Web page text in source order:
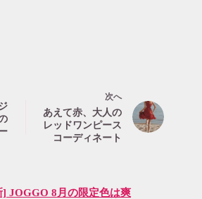
次へ
あえて赤、大人の
レッドワンピース
コーディネート
] JOGGO 8月の限定色は爽